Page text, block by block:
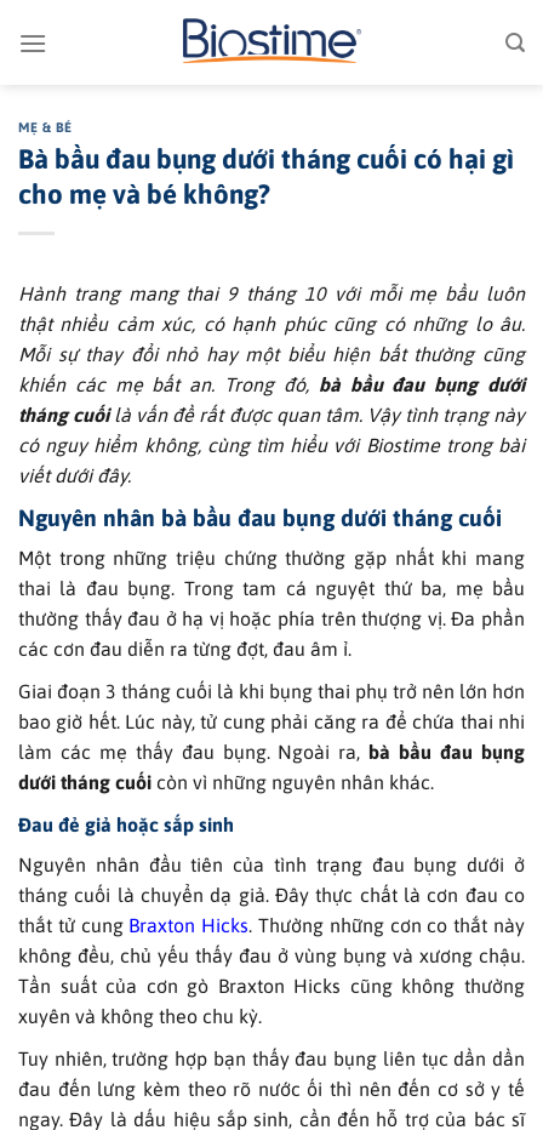
qua
MẸ & BÉ
Bà bầu đau bụng dưới tháng cuối có hại gì
cho mẹ và bé không?
Hành trang mang thai 9 tháng 10 với mỗi mẹ bầu luôn
thật nhiều cảm xúc, có hạnh phúc cũng có những lo âu.
Mỗi sự thay đổi nhỏ hay một biểu hiện bất thường cũng
khiến các mẹ bất an. Trong đó, bà bầu đau bụng dưới
tháng cuốilà vấn đề rất được quan tâm. Vậy tình trạng này
có nguy hiểm không, cùng tìm hiểu với Biostime trong bài
viết dưới đây.
Nguyên nhân bà bầu đau bụng dưới tháng cuối
Một trong những triệu chứng thường gặp nhất khi mang
thai là đau bụng. Trong tam cá nguyệt thứ ba, mẹ bầu
thường thấy đau ở hạ vị hoặc phía trên thượng vị. Đa phần
các cơn đau diễn ra từng đợt, đau âm ỉ.
Giai đoạn 3 tháng cuối là khi bụng thai phụ trở nên lớn hơn
bao giờ hết. Lúc này, tử cung phải căng ra để chứa thai nhi
làm các mẹ thấy đau bụng. Ngoài ra, bà bầu đau bụng
dưới tháng cuối còn vì những nguyên nhân khác.
Đau đẻ giả hoặc sắp sinh
Nguyên nhân đầu tiên của tình trạng đau bụng dưới ở
tháng cuối là chuyển dạ giả. Đây thực chất là cơn đau co
thắt tử cung Braxton Hicks. Thường những cơn co thắt này
không đều, chủ yếu thấy đau ở vùng bụng và xương chậu.
Tần suất của cơn gò Braxton Hicks cũng không thường
xuyên và không theo chu kỳ.
Tuy nhiên, trường hợp bạn thấy đau bụng liên tục dần dần
đau đến lưng kèm theo rõ nước ối thì nên đến cơ sở y tế
ngay. Đây là dấu hiệu sắp sinh, cần đến hỗ trợ của bác sĩ